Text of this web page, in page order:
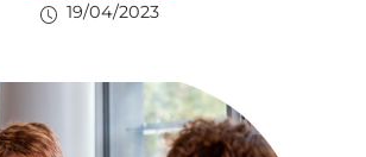
19/04/2023